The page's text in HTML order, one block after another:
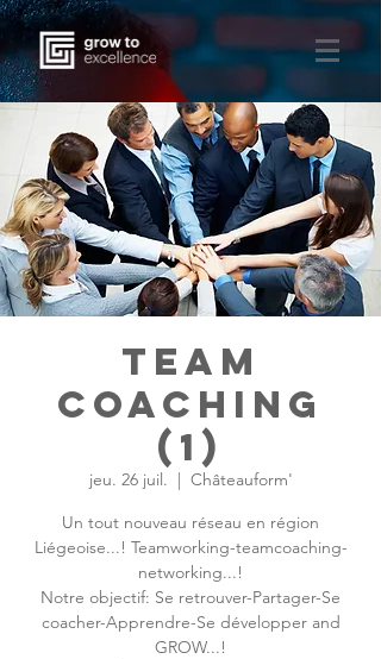
Team
coaching
(1)
jeu. 26 juil.
  |
Châteauform'
Un tout nouveau réseau en région
Liégeoise...! Teamworking-teamcoaching-
networking...!
Notre objectif: Se retrouver-Partager-Se
coacher-Apprendre-Se développer and
GROW...!